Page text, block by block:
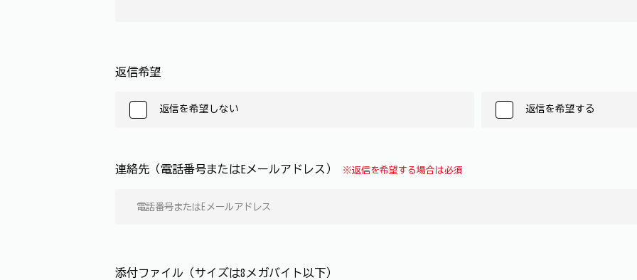
返信希望
返信を希望しない 返信を希望する
連絡先（電話番号またはEメールアドレス） ※返信を希望する場合は必須
添付ファイル（サイズは8メガバイト以下）